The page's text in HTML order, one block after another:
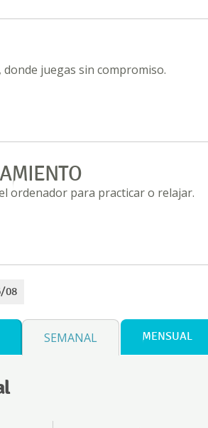
donde juegas sin compromiso.
ordenador para practicar o relajar.
08
SEMANAL MENSUAL